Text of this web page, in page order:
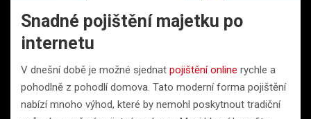
Snadné pojištění majetku po
internetu
V dnešní době je možné sjednat pojištění online rychle a
pohodlně z pohodlí domova. Tato moderní forma pojištění
nabízí mnoho výhod, které by nemohl poskytnout tradiční